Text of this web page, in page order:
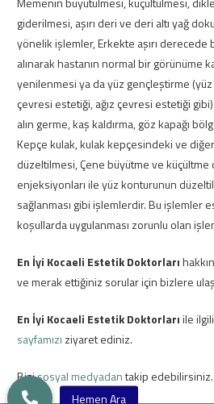
giderilmesi, aşırı deri ve deri altı yağ
yönelik işlemler, Erkekte aşırı
alınarak hastanın normal bir görünüme
yenilenmesi ya da yüz gençleştirme (yüz
çevresi estetiği, ağız çevresi estetiği
alın germe, kaş kaldırma, göz kapağı
Kepçe kulak, kulak kepçesindeki ve
düzeltilmesi, Çene büyütme ve küçültme
enjeksiyonları ile yüz konturunun
sağlanması gibi işlemlerdir. Bu işlemler
koşullarda uygulanması zorunlu olan
En İyi Kocaeli Estetik Doktorları
ve merak ettiğiniz sorular için bizlere
En İyi Kocaeli Estetik Doktorlarıile
sayfamızı ziyaret ediniz.
Bizisosyal medyadantakip edebilirsiniz.